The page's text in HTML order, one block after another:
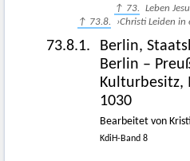
↑ 73. Leben
↑ 73.8. ›Christi Leiden in
73.8.1.
Berlin,
Berlin –
Kulturbesitz,
1030
Bearbeitet von
KdiH-Band 8